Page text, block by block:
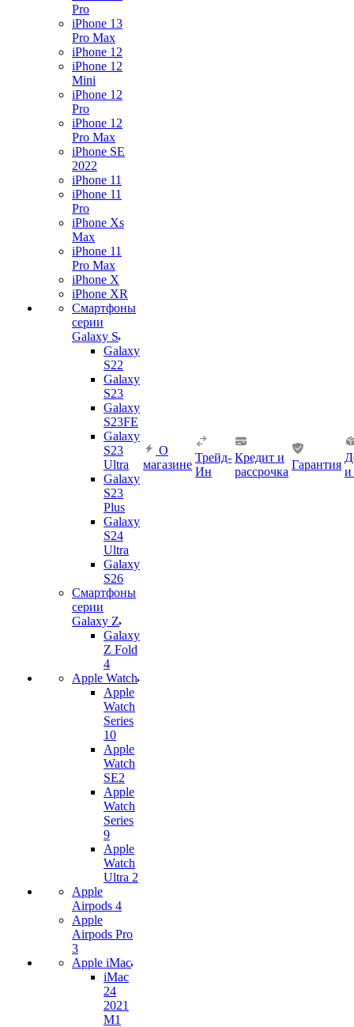
Pro
iPhone 13
Pro Max
iPhone 12
iPhone 12
Mini
iPhone 12
Pro
iPhone 12
Pro Max
iPhone SE
2022
iPhone 11
iPhone 11
Pro
iPhone Xs
Max
iPhone 11
Pro Max
iPhone X
iPhone XR
Смартфоны
серии
Galaxy S
Galaxy
S22
Galaxy
S23
Galaxy
S23FE
Galaxy
S23
Ultra
Galaxy
S23
Plus
Galaxy
S24
Ultra
Galaxy
S26
Смартфоны
серии
Galaxy Z
Galaxy
Z Fold
4
Apple Watch
Apple
Watch
Series
10
Apple
Watch
SE2
Apple
Watch
Series
9
Apple
Watch
Ultra 2
Apple
Airpods 4
Apple
Airpods Pro
3
Apple iMac
iMac
24
2021
M1
О
магазине
Трейд-
Ин
Кредит и
рассрочка
Гарантия
и